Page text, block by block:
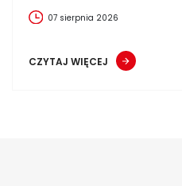
07 sierpnia 2026
CZYTAJ WIĘCEJ